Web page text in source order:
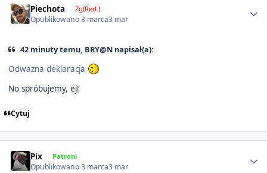
Piechota Zg(Red.)
Opublikowano3 marca3 mar
42 minuty temu, BRY@N napisał(a):
Odważna deklaracja
No spróbujemy, ej!
Cytuj
Pix Patroni
Opublikowano3 marca3 mar